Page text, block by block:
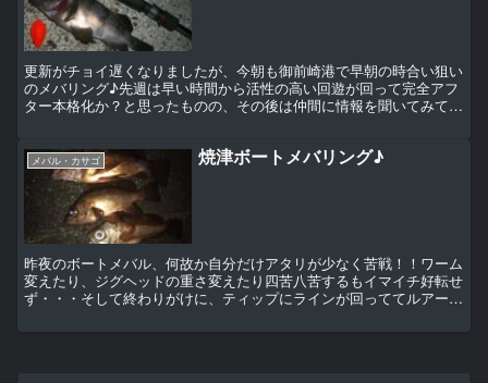
更新がチョイ遅くなりましたが、今朝も御前崎港で早朝の時合い狙い
のメバリング♪先週は早い時間から活性の高い回遊が回って完全アフ
ター本格化か？と思ったものの、その後は仲間に情報を聞いてみても
メバル・カサゴ 焼津ボートメバリング♪
昨夜のボートメバル、何故か自分だけアタリが少なく苦戦！！ワーム
変えたり、ジグヘッドの重さ変えたり四苦八苦するもイマイチ好転せ
ず・・・そして終わりがけに、ティップにラインが回っててルアー飛